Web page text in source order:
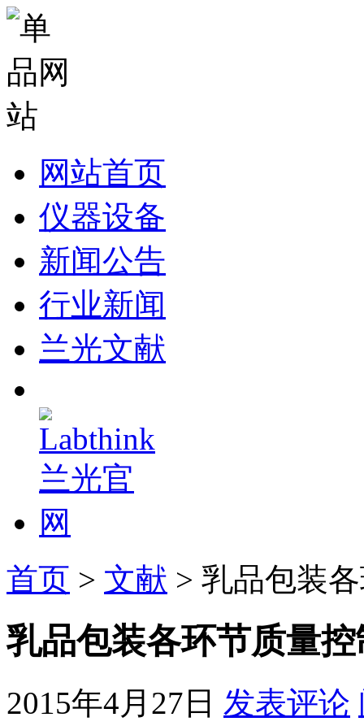
网站首页
仪器设备
新闻公告
行业新闻
兰光文献
首页 > 文献 > 乳品包装
乳品包装各环节质量
2015年4月27日 发表评论